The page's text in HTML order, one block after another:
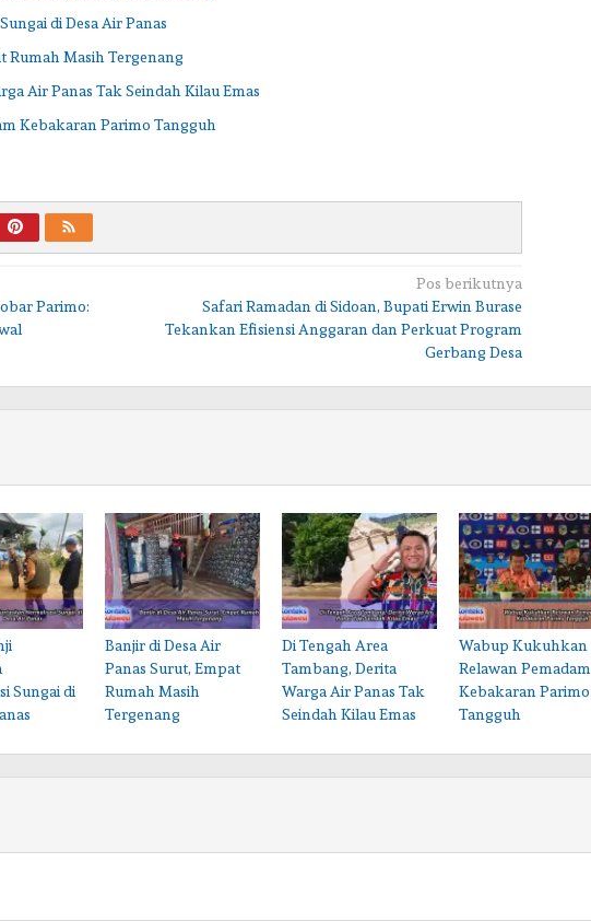
di Desa Air Panas
Rumah Masih Tergenang
Air Panas Tak Seindah Kilau Emas
Kebakaran Parimo Tangguh
Parimo:
Pos berikutnya
Safari Ramadan di Sidoan, Bupati Erwin Burase
Tekankan Efisiensi Anggaran dan Perkuat Program
Gerbang Desa
Sungai di
Banjir di Desa Air
Panas Surut, Empat
Rumah Masih
Tergenang
Di Tengah Area
Tambang, Derita
Warga Air Panas Tak
Seindah Kilau Emas
Wabup Kukuhkan
Relawan Pemadam
Kebakaran Parimo
Tangguh